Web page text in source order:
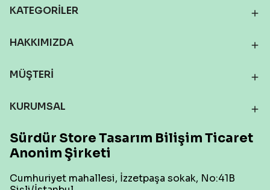
KATEGORİLER
HAKKIMIZDA
MÜŞTERİ
KURUMSAL
Sürdür Store Tasarım Bilişim Ticaret
Anonim Şirketi
Cumhuriyet mahallesi, İzzetpaşa sokak, No:41B